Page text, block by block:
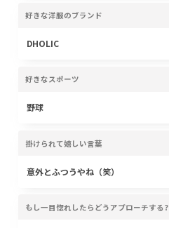
好きな洋服のブランド
DHOLIC
好きなスポーツ
野球
掛けられて嬉しい言葉
意外とふつうやね（笑）
もし一目惚れしたらどうアプローチする?